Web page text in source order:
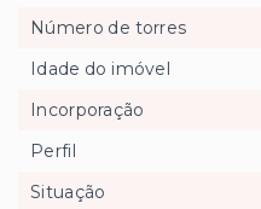
Número de torres
Idade do imóvel
Incorporação
Perfil
Situação